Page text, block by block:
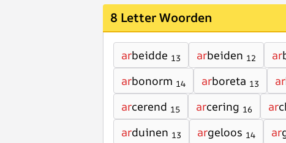
8 Letter Woorden
arbeidde 13 arbeiden 12 ar
arbonorm 14 arboreta 13 ar
arcerend 15 arcering 16 ar
arduinen 13 argeloos 14 ar